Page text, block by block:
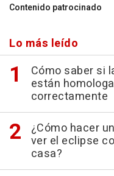
Contenido patrocinado
Lo más leído
Cómo saber si
están
correctamente
¿Cómo hacer
ver el eclipse
casa?